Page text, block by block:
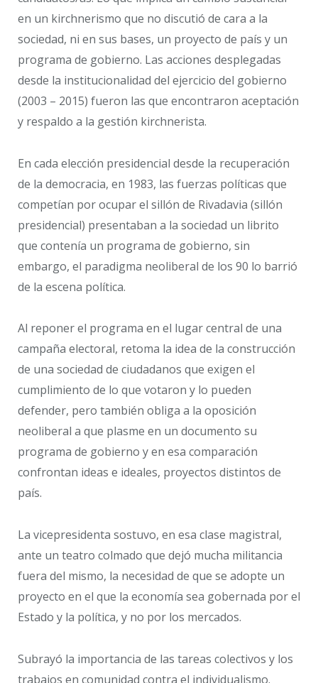
en un kirchnerismo que no discutió de cara a la
sociedad, ni en sus bases, un proyecto de país y un
programa de gobierno. Las acciones desplegadas
desde la institucionalidad del ejercicio del gobierno
(2003 – 2015) fueron las que encontraron aceptación
y respaldo a la gestión kirchnerista.
En cada elección presidencial desde la recuperación
de la democracia, en 1983, las fuerzas políticas que
competían por ocupar el sillón de Rivadavia (sillón
presidencial) presentaban a la sociedad un librito
que contenía un programa de gobierno, sin
embargo, el paradigma neoliberal de los 90 lo barrió
de la escena política.
Al reponer el programa en el lugar central de una
campaña electoral, retoma la idea de la construcción
de una sociedad de ciudadanos que exigen el
cumplimiento de lo que votaron y lo pueden
defender, pero también obliga a la oposición
neoliberal a que plasme en un documento su
programa de gobierno y en esa comparación
confrontan ideas e ideales, proyectos distintos de
país.
La vicepresidenta sostuvo, en esa clase magistral,
ante un teatro colmado que dejó mucha militancia
fuera del mismo, la necesidad de que se adopte un
proyecto en el que la economía sea gobernada por el
Estado y la política, y no por los mercados.
Subrayó la importancia de las tareas colectivos y los
trabajos en comunidad contra el individualismo.